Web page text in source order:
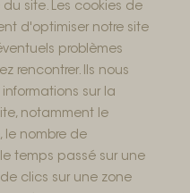
site. Les cookies de
d'optimiser notre site
problèmes
rencontrer. Ils nous
sur la
notamment le
le nombre de
temps passé sur une
clics sur une zone